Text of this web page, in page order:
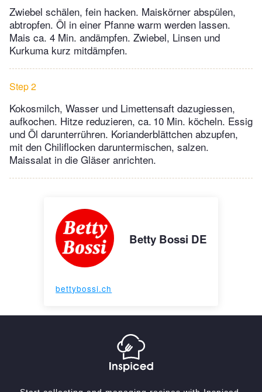
Zwiebel schälen, fein hacken. Maiskörner abspülen,
abtropfen. Öl in einer Pfanne warm werden lassen.
Mais ca. 4 Min. andämpfen. Zwiebel, Linsen und
Kurkuma kurz mitdämpfen.
Step 2
Kokosmilch, Wasser und Limettensaft dazugies­sen,
aufkochen. Hitze reduzieren, ca. 10 Min. köcheln. Essig
und Öl darunterrühren. Korianderblättchen abzupfen,
mit den Chiliflocken daruntermischen, salzen.
Maissalat in die Gläser anrichten.
Betty Bossi DE
bettybossi.ch